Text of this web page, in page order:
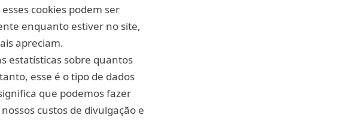
cookies podem ser
enquanto estiver no site,
apreciam.
estatísticas sobre quantos
esse é o tipo de dados
que podemos fazer
custos de divulgação e